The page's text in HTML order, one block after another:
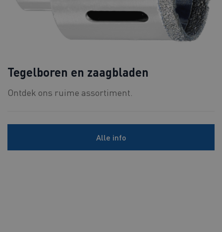
Tegelboren en zaagbladen
Ontdek ons ruime assortiment.
Alle info